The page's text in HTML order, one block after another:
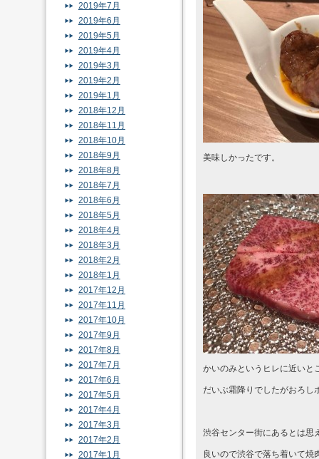
美味しかったです。
かいのみというヒレに近いと
だいぶ霜降りでしたがおろし
渋谷センター街にあるとは思
良いので渋谷で落ち着いて焼
2019年7月
2019年6月
2019年5月
2019年4月
2019年3月
2019年2月
2019年1月
2018年12月
2018年11月
2018年10月
2018年9月
2018年8月
2018年7月
2018年6月
2018年5月
2018年4月
2018年3月
2018年2月
2018年1月
2017年12月
2017年11月
2017年10月
2017年9月
2017年8月
2017年7月
2017年6月
2017年5月
2017年4月
2017年3月
2017年2月
2017年1月